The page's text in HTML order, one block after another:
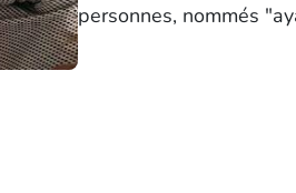
personnes, nommés